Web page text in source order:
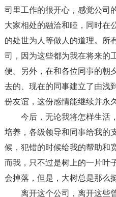
司里工作的很开心，感觉公司
大家相处的融洽和睦，同时在
的处世为人等做人的道理。所
司，因为这些都为我在将来的
便。另外，在和各位同事的朝
去的、现在的同事建立了由浅
份友谊，这份感情能继续并永
今后，无论我将怎样生活
培养，各级领导和同事给我的
候，犯错的时候给我的帮助和
而我，只不过是树上的一片叶
会掉落，但是，大树总是那么
离开这个公司，离开这些